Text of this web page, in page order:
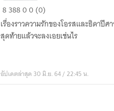
DEVIL
LOVE
PROJECT
838800 (0)
เรื่องราวความรักของโอรสและธิดาปี
สุดท้ายแล้วจะลงเอยเช่นไร
อัปเดตล่าสุด 30 มิ.ย. 64 / 22:45 น.